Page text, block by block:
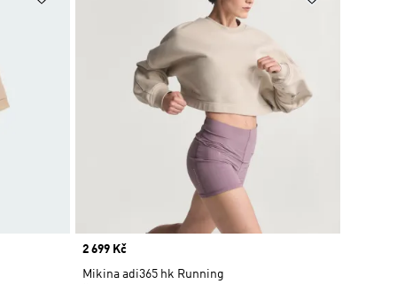
Price
2 699 Kč
Mikina adi365 hk Running